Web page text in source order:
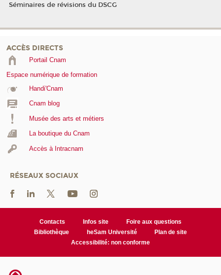
Séminaires de révisions du DSCG
ACCÈS DIRECTS
Portail Cnam
Espace numérique de formation
Handi'Cnam
Cnam blog
Musée des arts et métiers
La boutique du Cnam
Accès à Intracnam
RÉSEAUX SOCIAUX
Contacts Infos site
Foire aux questions
Bibliothèque
heSam Université
Plan de site
Accessibilité: non conforme